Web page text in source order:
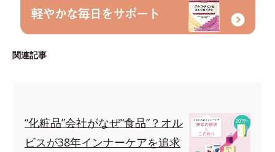
関連記事
“化粧品”会社がなぜ“食品”？オル
ビスが38年インナーケアを追求